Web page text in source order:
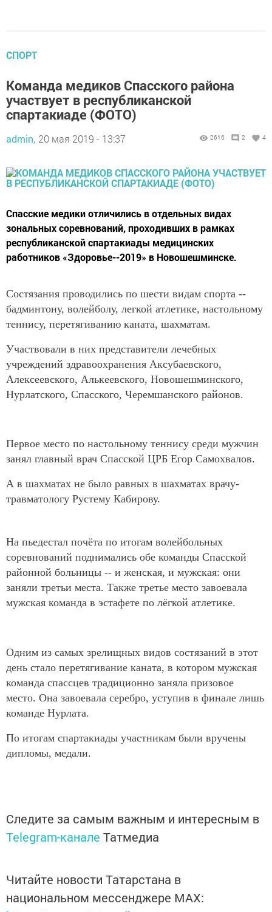
СПОРТ
Команда медиков Спасского района
участвует в республиканской
спартакиаде (ФОТО)
admin, 20 мая 2019 - 13:37 2616 2 4
​​​​​​​Спасские медики отличились в отдельных видах
зональных соревнований, проходивших в рамках
республиканской спартакиады медицинских
работников «Здоровье--2019» в Новошешминске.
Состязания проводились по шести видам спорта --
бадминтону, волейболу, легкой атлетике, настольному
теннису, перетягиванию каната, шахматам.
Участвовали в них представители лечебных
учреждений здравоохранения Аксубаевского,
Алексеевского, Алькеевского, Новошешминского,
Нурлатского, Спасского, Черемшанского районов.
Первое место по настольному теннису среди мужчин
занял главный врач Спасской ЦРБ Егор Самохвалов.
А в шахматах не было равных в шахматах врачу-
травматологу Рустему Кабирову.
На пьедестал почёта по итогам волейбольных
соревнований поднимались обе команды Спасской
районной больницы -- и женская, и мужская: они
заняли третьи места. Также третье место завоевала
мужская команда в эстафете по лёгкой атлетике.
Одним из самых зрелищных видов состязаний в этот
день стало перетягивание каната, в котором мужская
команда спассцев традиционно заняла призовое
место. Она завоевала серебро, уступив в финале лишь
команде Нурлата.
По итогам спартакиады участникам были вручены
дипломы, медали.
Следите за самым важным и интересным в
Telegram-канале Татмедиа
Читайте новости Татарстана в
национальном мессенджере MАХ: